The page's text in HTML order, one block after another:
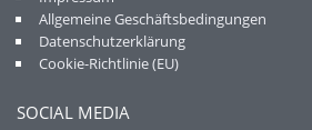
Allgemeine Geschäftsbedingungen
Datenschutzerklärung
Cookie-Richtlinie (EU)
SOCIAL MEDIA